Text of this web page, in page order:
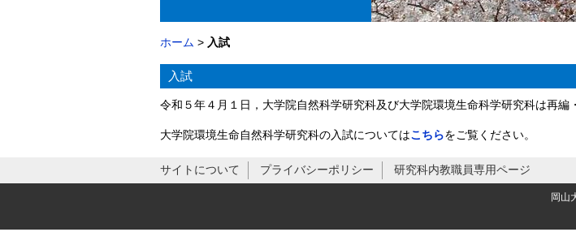
ホーム 入試
入試
令和５年４月１日，大学院自然科学研究科及び大学院環境生命科学研究科は再編
大学院環境生命自然科学研究科の入試についてはこちらをご覧ください。
サイトについて プライバシーポリシー 研究科内教職員専用ページ
岡山